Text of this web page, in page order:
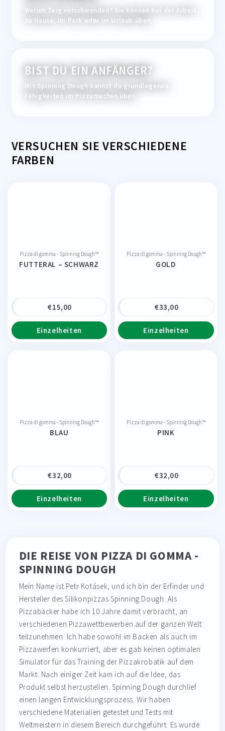
Warum Teig verschwenden? Sie können bei der Arbeit,
zu Hause, im Park oder im Urlaub üben.
BIST DU EIN ANFÄNGER?
Mit Spinning Dough kannst du grundlegende
Fähigkeiten im Pizzamachen üben.
VERSUCHEN SIE VERSCHIEDENE
FARBEN
Pizza di gomma - Spinning Dough™
FUTTERAL – SCHWARZ
€15,00
Einzelheiten
Pizza di gomma - Spinning Dough™
GOLD
€33,00
Einzelheiten
Pizza di gomma - Spinning Dough™
BLAU
€32,00
Einzelheiten
Pizza di gomma - Spinning Dough™
PINK
€32,00
Einzelheiten
DIE REISE VON PIZZA DI GOMMA -
SPINNING DOUGH
Mein Name ist Petr Kotásek, und ich bin der Erfinder und
Hersteller des Silikonpizzas Spinning Dough. Als
Pizzabäcker habe ich 10 Jahre damit verbracht, an
verschiedenen Pizzawettbewerben auf der ganzen Welt
teilzunehmen. Ich habe sowohl im Backen als auch im
Pizzawerfen konkurriert, aber es gab keinen optimalen
Simulator für das Training der Pizzakrobatik auf dem
Markt. Nach einiger Zeit kam ich auf die Idee, das
Produkt selbst herzustellen. Spinning Dough durchlief
einen langen Entwicklungsprozess. Wir haben
verschiedene Materialien getestet und Tests mit
Weltmeistern in diesem Bereich durchgeführt. Es wurde